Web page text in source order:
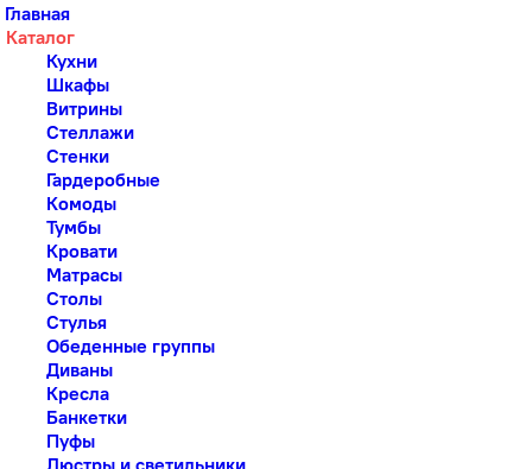
Главная
Каталог
Кухни
Шкафы
Витрины
Стеллажи
Стенки
Гардеробные
Комоды
Тумбы
Кровати
Матрасы
Столы
Стулья
Обеденные группы
Диваны
Кресла
Банкетки
Пуфы
Люстры и светильники